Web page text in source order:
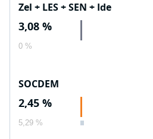
Zel + LES + SEN + Ide
3,08 %
0 %
SOCDEM
2,45 %
5,29 %